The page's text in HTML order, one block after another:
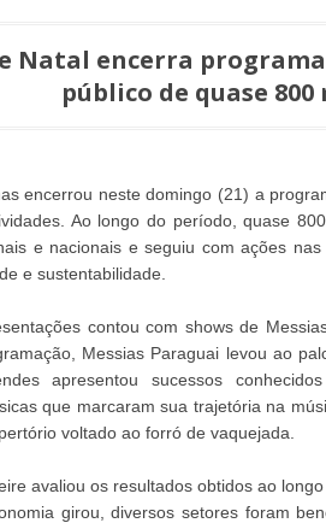
Natal encerra
público de quase 800
encerrou neste domingo (21) a
Ao longo do período, quase
e nacionais e seguiu com ações
e sustentabilidade.
contou com shows de
Messias Paraguai levou ao
apresentou sucessos
que marcaram sua trajetória na
voltado ao forró de vaquejada.
avaliou os resultados obtidos ao
girou, diversos setores foram